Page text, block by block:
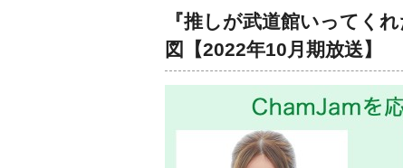
『推しが武道館いってく
図【2022年10月期放送】